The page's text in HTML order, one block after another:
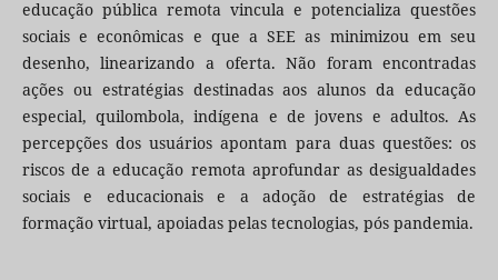
educação pública remota vincula e potencializa questões
sociais e econômicas e que a SEE as minimizou em seu
desenho, linearizando a oferta. Não foram encontradas
ações ou estratégias destinadas aos alunos da educação
especial, quilombola, indígena e de jovens e adultos. As
percepções dos usuários apontam para duas questões: os
riscos de a educação remota aprofundar as desigualdades
sociais e educacionais e a adoção de estratégias de
formação virtual, apoiadas pelas tecnologias, pós pandemia.